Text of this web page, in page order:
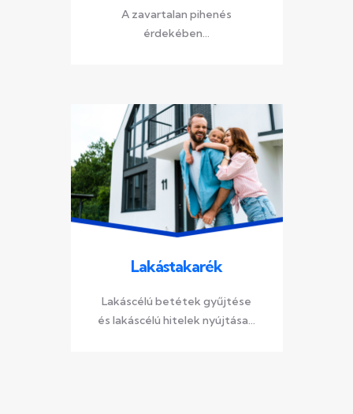
A zavartalan pihenés
érdekében...
Lakástakarék
Lakáscélú betétek gyűjtése
és lakáscélú hitelek nyújtása...